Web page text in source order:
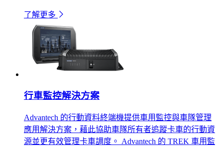
了解更多
行車監控解決方案
Advantech 的行動資料終端機提供車用監控與車隊管理
應用解決方案，藉此協助車隊所有者追蹤卡車的行動資
源並更有效管理卡車調度。 Advantech 的 TREK 車用監